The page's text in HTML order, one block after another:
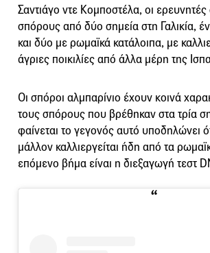
Σαντιάγο ντε Κομποστέλα, οι
σπόρους από δύο σημεία στη Γαλικία,
και δύο με ρωμαϊκά κατάλοιπα, με
άγριες ποικιλίες από άλλα μέρη της
Οι σπόροι αλμπαρίνιο έχουν κοινά
τους σπόρους που βρέθηκαν στα τρία
φαίνεται το γεγονός αυτό υποδηλώνει
μάλλον καλλιεργείται ήδη από τα
επόμενο βήμα είναι η διεξαγωγή τεστ